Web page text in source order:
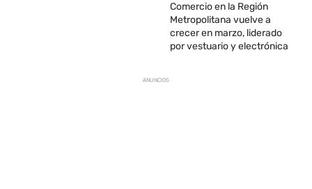
Comercio en la Región
Metropolitana vuelve a
crecer en marzo, liderado
por vestuario y electrónica
ANUNCIOS